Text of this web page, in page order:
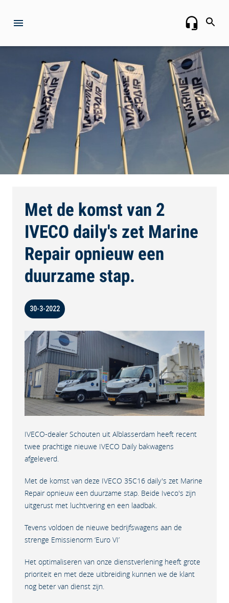
Met de komst van 2
IVECO daily's zet Marine
Repair opnieuw een
duurzame stap.
30-3-2022
IVECO-dealer Schouten uit Alblasserdam heeft recent
twee prachtige nieuwe IVECO Daily bakwagens
afgeleverd.
Met de komst van deze IVECO 35C16 daily's zet Marine
Repair opnieuw een duurzame stap. Beide Iveco's zijn
uitgerust met luchtvering en een laadbak.
Tevens voldoen de nieuwe bedrijfswagens aan de
strenge Emissienorm ‘Euro VI’
Het optimaliseren van onze dienstverlening heeft grote
prioriteit en met deze uitbreiding kunnen we de klant
nog beter van dienst zijn.